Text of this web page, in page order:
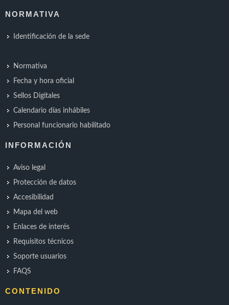
NORMATIVA
Identificación de la sede
Normativa
Fecha y hora oficial
Sellos Digitales
Calendario días inhábiles
Personal funcionario habilitado
INFORMACIÓN
Aviso legal
Protección de datos
Accesibilidad
Mapa del web
Enlaces de interés
Requisitos técnicos
Soporte usuarios
FAQS
CONTENIDO